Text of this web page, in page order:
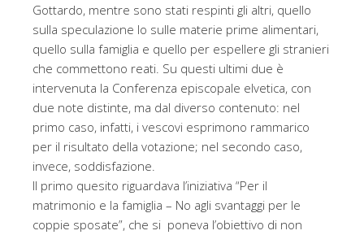
Gottardo, mentre sono stati respinti gli altri, quello
sulla speculazione lo sulle materie prime alimentari,
quello sulla famiglia e quello per espellere gli stranieri
che commettono reati. Su questi ultimi due è
intervenuta la Conferenza episcopale elvetica, con
due note distinte, ma dal diverso contenuto: nel
primo caso, infatti, i vescovi esprimono rammarico
per il risultato della votazione; nel secondo caso,
invece, soddisfazione.
Il primo quesito riguardava l’iniziativa “Per il
matrimonio e la famiglia – No agli svantaggi per le
coppie sposate”, che si poneva l’obiettivo di non